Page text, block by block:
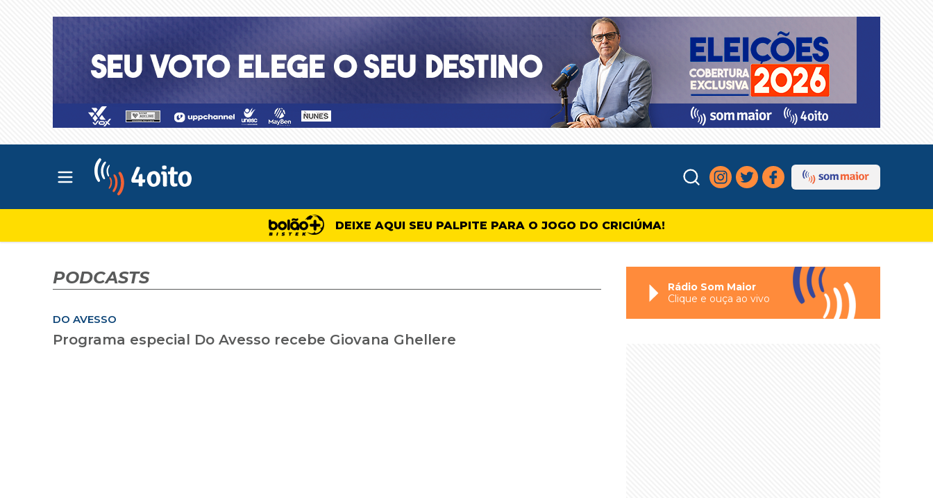
Abrir menu principal
DEIXE AQUI SEU PALPITE PARA O JOGO DO CRICIÚMA!
PODCASTS
DO AVESSO
Programa especial Do Avesso recebe Giovana Ghellere
Rádio Som Maior
Clique e ouça ao vivo